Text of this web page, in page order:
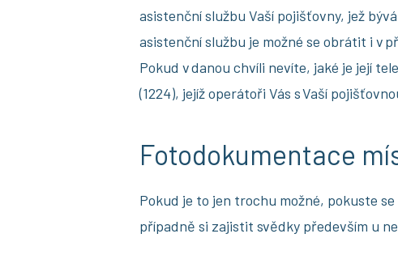
asistenční službu Vaší pojišťovny, jež
asistenční službu je možné se obrátit i v
Pokud v danou chvíli nevíte, jaké je její
(1224), jejíž operátoři Vás s Vaší
Fotodokumentace
Pokud je to jen trochu možné, pokuste
případně si zajistit svědky především u